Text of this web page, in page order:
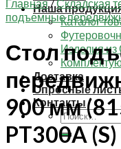
Наша
Каталог
Изделия
Доставка
Опросные
Контакты
Искать:
Главная/Складская
подъемные
Стол
900 мм
PT300A (S)